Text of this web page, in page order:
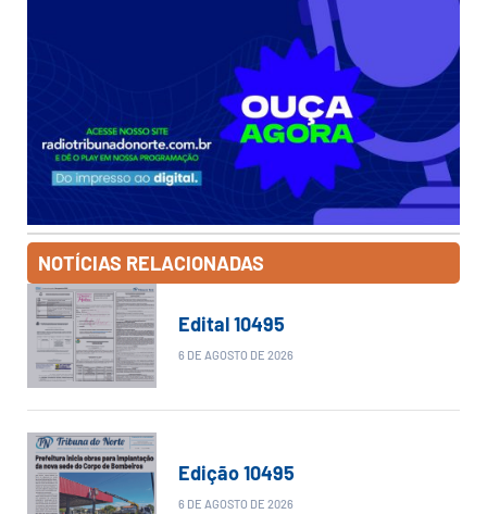
NOTÍCIAS RELACIONADAS
Edital 10495
6 DE AGOSTO DE 2026
Edição 10495
6 DE AGOSTO DE 2026